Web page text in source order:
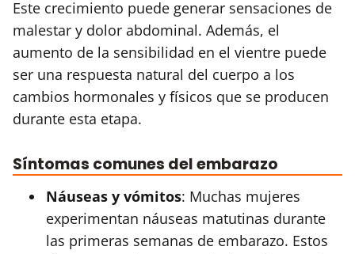
Este crecimiento puede generar sensaciones de
malestar y dolor abdominal. Además, el
aumento de la sensibilidad en el vientre puede
ser una respuesta natural del cuerpo a los
cambios hormonales y físicos que se producen
durante esta etapa.
Síntomas comunes del embarazo
Náuseas y vómitos: Muchas mujeres
experimentan náuseas matutinas durante
las primeras semanas de embarazo. Estos